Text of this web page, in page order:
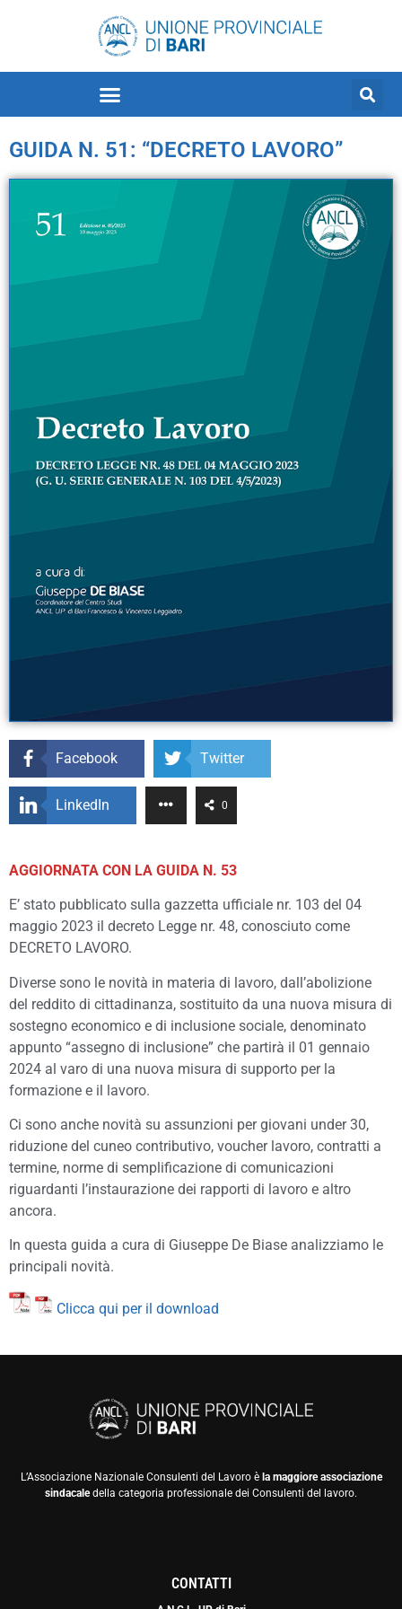
GUIDA N. 51: “DECRETO LAVORO”
Facebook Twitter
LinkedIn 0
AGGIORNATA CON LA GUIDA N. 53
E’ stato pubblicato sulla gazzetta ufficiale nr. 103 del 04
maggio 2023 il decreto Legge nr. 48, conosciuto come
DECRETO LAVORO.
Diverse sono le novità in materia di lavoro, dall’abolizione
del reddito di cittadinanza, sostituito da una nuova misura di
sostegno economico e di inclusione sociale, denominato
appunto “assegno di inclusione” che partirà il 01 gennaio
2024 al varo di una nuova misura di supporto per la
formazione e il lavoro.
Ci sono anche novità su assunzioni per giovani under 30,
riduzione del cuneo contributivo, voucher lavoro, contratti a
termine, norme di semplificazione di comunicazioni
riguardanti l’instaurazione dei rapporti di lavoro e altro
ancora.
In questa guida a cura di Giuseppe De Biase analizziamo le
principali novità.
Clicca qui per il download
L’Associazione Nazionale Consulenti del Lavoro èla maggiore associazione
sindacaledella categoria professionale dei Consulenti del lavoro.
CONTATTI